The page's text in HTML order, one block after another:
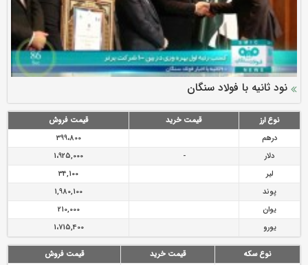
ارزش سهام عدالت بالا رفت
سرمایه بیمه کوثر به ۴ همت می‌رسد
نود ثانیه با فولاد سنگان
تقدیر دبیرکل سندیکای بیمه گران ایران از اقدامات مدیرعامل بیمه
رازی
توصیه های رئیس پلیس فتا به مشتریان بانک ها در مورد
پیشگیری از سرقت های مجازی
نوع ارز قیمت خرید
قیمت فروش
درهم
399،800
دلار
-
1،925,000
لیر
34,100
پوند
1,980,100
یوان
210,000
یورو
1،715,400
نوع سکه قیمت خرید
قیمت فروش